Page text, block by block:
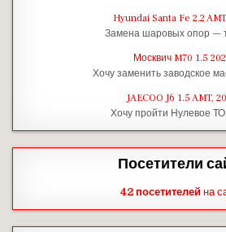
Hyundai Santa Fe 2.2
Замена шаровых опор —
Москвич M70 1.5
Хочу заменить заводское
JAECOO J6 1.5 AMT,
Хочу пройти Нулевое
Посетители
42 посетителейна